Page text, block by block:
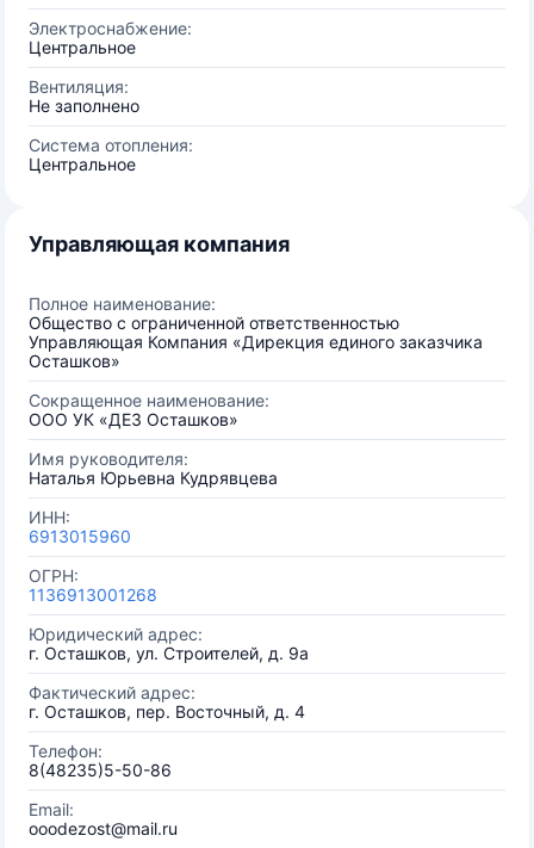
Электроснабжение:
Центральное
Вентиляция:
Не заполнено
Система отопления:
Центральное
Управляющая компания
Полное наименование:
Общество с ограниченной ответственностью
Управляющая Компания «Дирекция единого заказчика
Осташков»
Сокращенное наименование:
ООО УК «ДЕЗ Осташков»
Имя руководителя:
Наталья Юрьевна Кудрявцева
ИНН:
6913015960
ОГРН:
1136913001268
Юридический адрес:
г. Осташков, ул. Строителей, д. 9а
Фактический адрес:
г. Осташков, пер. Восточный, д. 4
Телефон:
8(48235)5-50-86
Email:
ooodezost@mail.ru